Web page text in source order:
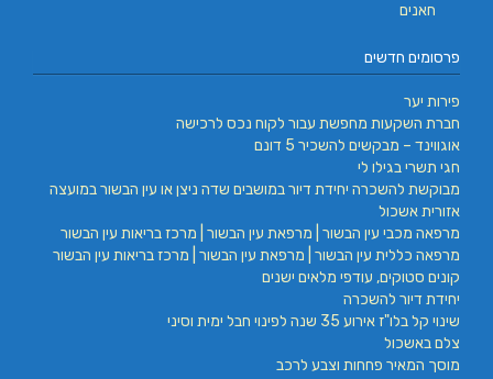
חאנים
פרסומים חדשים
פירות יער
חברת השקעות מחפשת עבור לקוח נכס לרכישה
אוגווינד – מבקשים להשכיר 5 דונם
חגי תשרי בגילו לי
מבוקשת להשכרה יחידת דיור במושבים שדה ניצן או עין הבשור במועצה
אזורית אשכול
מרפאה מכבי עין הבשור | מרפאת עין הבשור | מרכז בריאות עין הבשור
מרפאה כללית עין הבשור | מרפאת עין הבשור | מרכז בריאות עין הבשור
קונים סטוקים, עודפי מלאים ישנים
יחידת דיור להשכרה
שינוי קל בלו"ז אירוע 35 שנה לפינוי חבל ימית וסיני
צלם באשכול
מוסך המאיר פחחות וצבע לרכב